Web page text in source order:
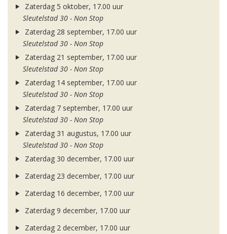
Zaterdag 5 oktober, 17.00 uur
Sleutelstad 30 - Non Stop
Zaterdag 28 september, 17.00 uur
Sleutelstad 30 - Non Stop
Zaterdag 21 september, 17.00 uur
Sleutelstad 30 - Non Stop
Zaterdag 14 september, 17.00 uur
Sleutelstad 30 - Non Stop
Zaterdag 7 september, 17.00 uur
Sleutelstad 30 - Non Stop
Zaterdag 31 augustus, 17.00 uur
Sleutelstad 30 - Non Stop
Zaterdag 30 december, 17.00 uur
Zaterdag 23 december, 17.00 uur
Zaterdag 16 december, 17.00 uur
Zaterdag 9 december, 17.00 uur
Zaterdag 2 december, 17.00 uur